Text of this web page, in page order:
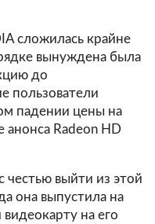
сложилась крайне
вынуждена была
до
пользователи
падении цены на
анонса Radeon HD
честью выйти из этой
она выпустила на
на его